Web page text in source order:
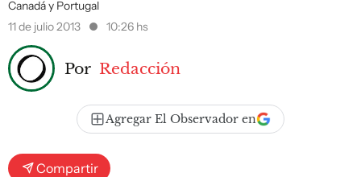
Canadá y Portugal
11 de julio 2013
10:26 hs
Por Redacción
Agregar El Observador en
Compartir